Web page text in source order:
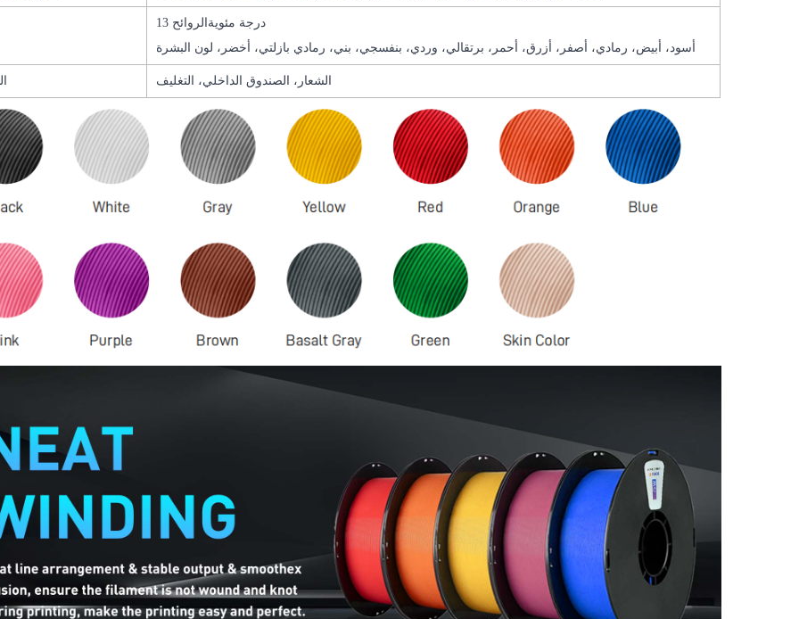
13 درجة مئويةالروائح
أسود، أبيض، رمادي، أصفر، أزرق، أحمر، برتقالي، وردي، بنفسجي، بني، رمادي بازلتي، أخضر، لون البشرة
الشعار، الصندوق الداخلي، التغليف